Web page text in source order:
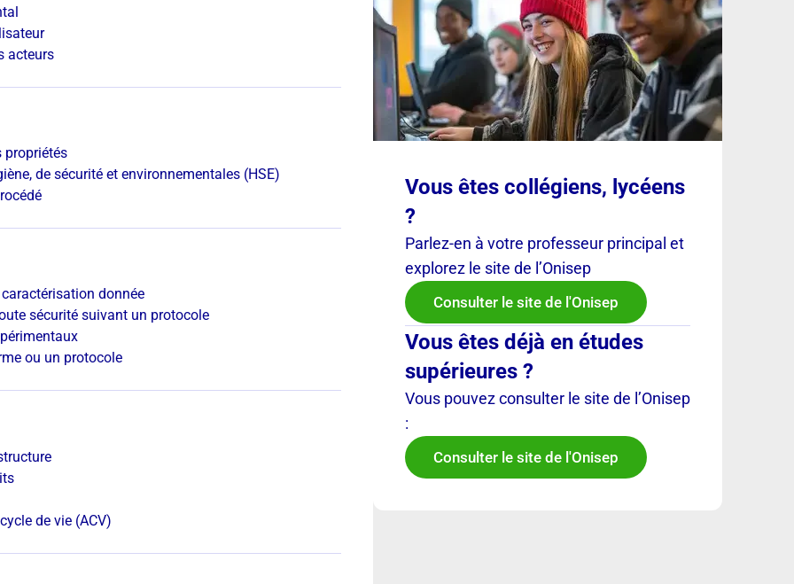
acteurs
propriétés
de sécurité et environnementales (HSE)
donnée
sécurité suivant un protocole
ou un protocole
de vie (ACV)
Vous êtes collégiens, lycéens
?
Parlez-en à votre professeur principal et
explorez le site de l’Onisep
Consulter le site de l'Onisep
Vous êtes déjà en études
supérieures ?
Vous pouvez consulter le site de l’Onisep
:
Consulter le site de l'Onisep